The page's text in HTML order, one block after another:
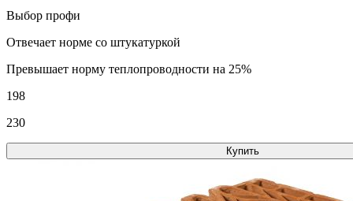
Выбор профи
Отвечает норме со штукатуркой
Превышает норму теплопроводности на 25%
198
230
Купить